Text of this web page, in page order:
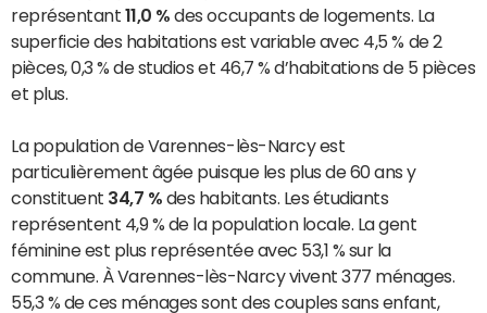
représentant 11,0 % des occupants de logements. La
superficie des habitations est variable avec 4,5 % de 2
pièces, 0,3 % de studios et 46,7 % d’habitations de 5 pièces
et plus.
La population de Varennes-lès-Narcy est
particulièrement âgée puisque les plus de 60 ans y
constituent 34,7 % des habitants. Les étudiants
représentent 4,9 % de la population locale. La gent
féminine est plus représentée avec 53,1 % sur la
commune. À Varennes-lès-Narcy vivent 377 ménages.
55,3 % de ces ménages sont des couples sans enfant,